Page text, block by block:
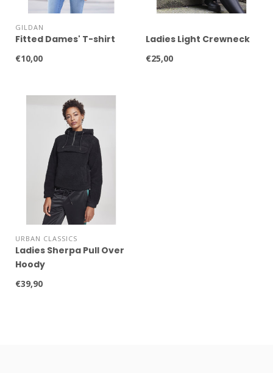
GILDAN
Fitted Dames' T-shirt
€10,00
Ladies Light Crewneck
€25,00
URBAN CLASSICS
Ladies Sherpa Pull Over
Hoody
€39,90